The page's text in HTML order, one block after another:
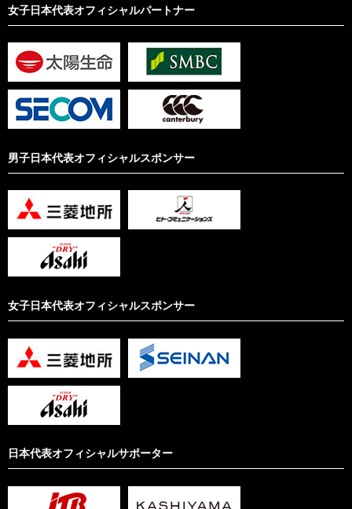
女子日本代表オフィシャルパートナー
男子日本代表オフィシャルスポンサー
女子日本代表オフィシャルスポンサー
日本代表オフィシャルサポーター